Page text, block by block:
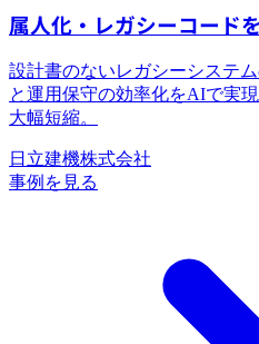
日立建機株式会社
事例を見る